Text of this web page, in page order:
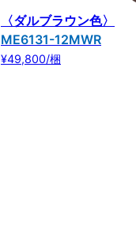
〈ダルブラウン色〉
ME6131-12MWR
¥49,800/梱